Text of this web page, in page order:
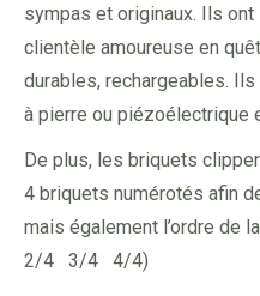
sympas et originaux. Ils
clientèle amoureuse en
durables, rechargeables.
à pierre ou piézoélectrique
De plus, les briquets
4 briquets numérotés afin
mais également l’ordre de
2/4 3/4 4/4)